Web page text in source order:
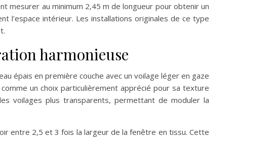
mesurer au minimum 2,45 m de longueur pour obtenir un
l'espace intérieur. Les installations originales de ce type
harmonieuse
épais en première couche avec un voilage léger en gaze
un choix particulièrement apprécié pour sa texture
voilages plus transparents, permettant de moduler la
entre 2,5 et 3 fois la largeur de la fenêtre en tissu. Cette